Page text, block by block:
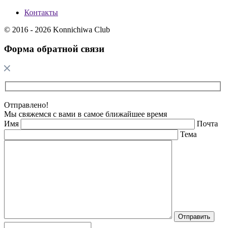
Контакты
© 2016 - 2026 Konnichiwa Club
Форма обратной связи
Отправлено!
Мы свяжемся с вами в самое ближайшее время
Имя
Почта
Тема